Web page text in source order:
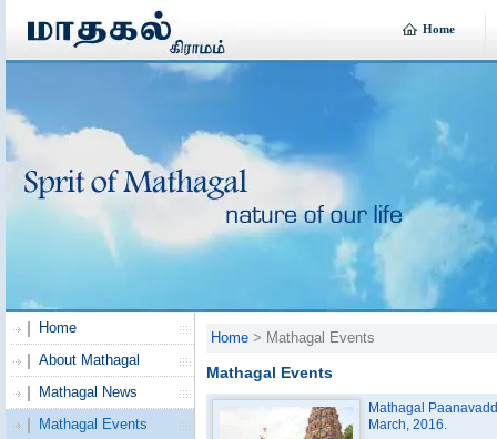
Home
Home
About Mathagal
Mathagal News
Mathagal Events
Home> Mathagal Events
Mathagal Events
Mathagal
March, 2016.